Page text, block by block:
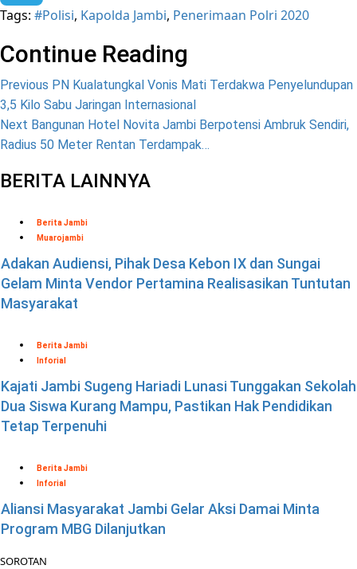
Telegram
Tags: #Polisi, Kapolda Jambi, Penerimaan Polri 2020
Continue Reading
Previous PN Kualatungkal Vonis Mati Terdakwa Penyelundupan
3,5 Kilo Sabu Jaringan Internasional
Next Bangunan Hotel Novita Jambi Berpotensi Ambruk Sendiri,
Radius 50 Meter Rentan Terdampak…
BERITA LAINNYA
Berita Jambi
Muarojambi
Adakan Audiensi, Pihak Desa Kebon IX dan Sungai
Gelam Minta Vendor Pertamina Realisasikan Tuntutan
Masyarakat
Berita Jambi
Inforial
Kajati Jambi Sugeng Hariadi Lunasi Tunggakan Sekolah
Dua Siswa Kurang Mampu, Pastikan Hak Pendidikan
Tetap Terpenuhi
Berita Jambi
Inforial
Aliansi Masyarakat Jambi Gelar Aksi Damai Minta
Program MBG Dilanjutkan
SOROTAN